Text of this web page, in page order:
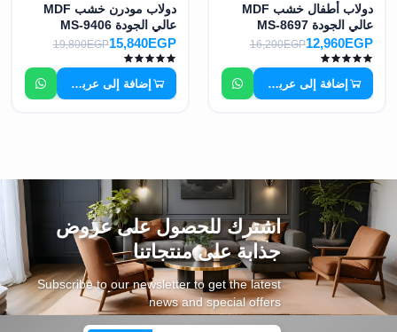
دولاب أطفال خشب MDF
عالي الجودة MS-8697
12,960EGP
16,200EGP
إضافة إلى عربة التسوق
دولاب مودرن خشب MDF
عالي الجودة MS-9406
15,840EGP
19,800EGP
إضافة إلى عربة التسوق
اشترك للحصول على عروض
جذابة على منتجاتنا
Subscribe to our newsletter to get the latest
news and special offers